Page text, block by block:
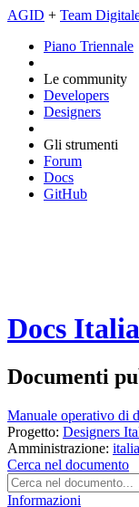
AGID + Team
Piano Triennale
Le community
Developers
Designers
Gli strumenti
Forum
Docs
GitHub
Docs Italia
Documenti
Manuale operativo di
Progetto: Designers
Amministrazione: italia
Cerca nel documento
Informazioni